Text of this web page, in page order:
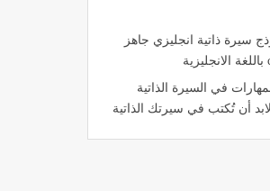
سيرة ذاتية انجليزي جاهز
في السيرة الذاتية
أن تُكتب في سيرتك الذاتية